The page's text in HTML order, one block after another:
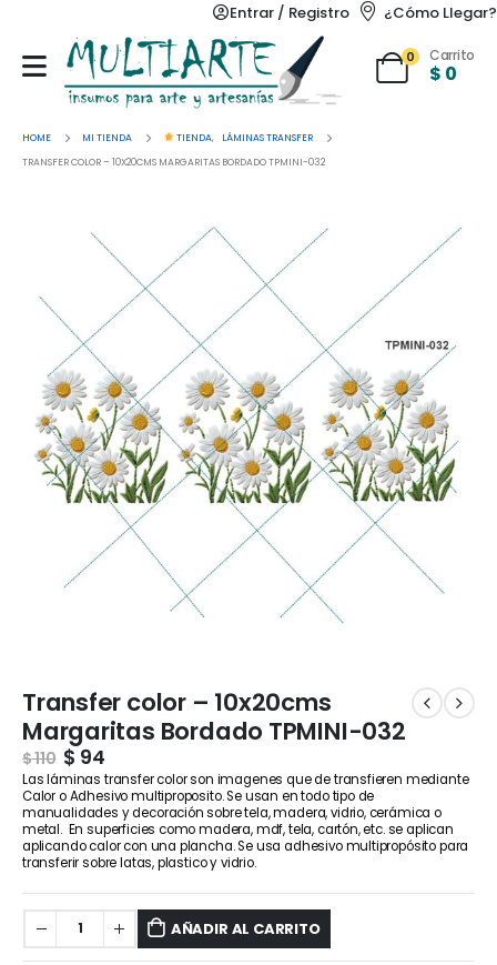
Entrar / Registro ¿Cómo Llegar?
0 Carrito
$ 0
HOME MI TIENDA TIENDA,
LÁMINAS TRANSFER
TRANSFER COLOR – 10X20CMS MARGARITAS BORDADO TPMINI-032
Transfer color – 10x20cms
Margaritas Bordado TPMINI-032
$110 $ 94
Las láminas transfer color son imagenes que de transfieren mediante
Calor o Adhesivo multiproposito. Se usan en todo tipo de
manualidades y decoración sobre tela, madera, vidrio, cerámica o
metal. En superficies como madera, mdf, tela, cartón, etc. se aplican
aplicando calor con una plancha. Se usa adhesivo multipropósito para
transferir sobre latas, plastico y vidrio.
AÑADIR AL CARRITO